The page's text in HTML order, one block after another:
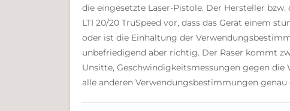
die eingesetzte Laser-Pistole. Der Hersteller
LTI 20/20 TruSpeed vor, dass das Gerät einem
oder ist die Einhaltung der
unbefriedigend aber richtig. Der Raser kommt
Unsitte, Geschwindigkeitsmessungen gegen
alle anderen Verwendungsbestimmungen